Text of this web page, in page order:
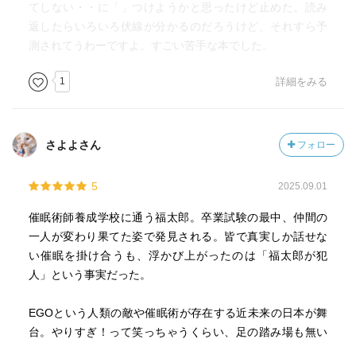
てしない・・に「」つけようかと思ったけど止めた。読み
返したらいろいろ伏線が分かるのだろうけど、それすら予
測されてうわーですよ。すごい苦手な本でした。
1 詳細をみる
さよよさん フォロー
5 2025.09.01
催眠術師養成学校に通う福太郎。卒業試験の最中、仲間の
一人が変わり果てた姿で発見される。皆で真実しか話せな
い催眠を掛け合うも、浮かび上がったのは「福太郎が犯
人」という事実だった。
EGOという人類の敵や催眠術が存在する近未来の日本が舞
台。やりすぎ！って笑っちゃうくらい、足の踏み場も無い